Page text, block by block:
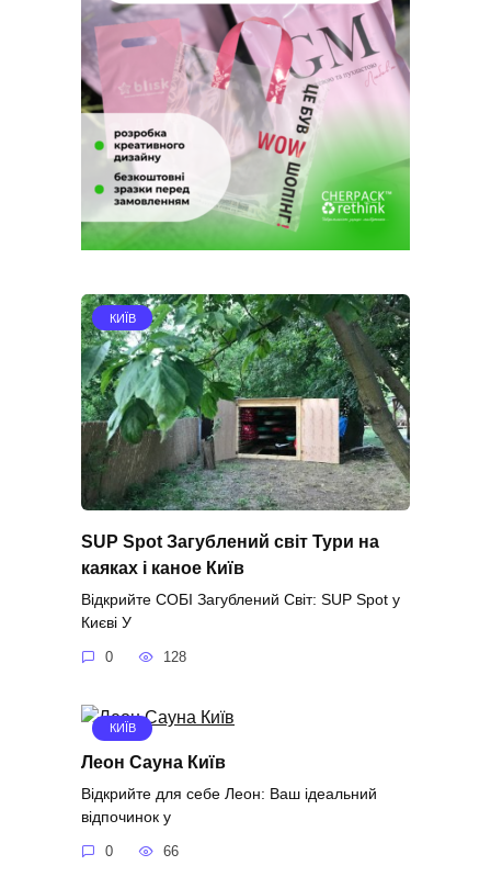
КИЇВ
SUP Spot Загублений світ Тури на
каяках і каное Київ
Відкрийте СОБІ Загублений Світ: SUP Spot у
Києві У
0 128
КИЇВ
Леон Сауна Київ
Відкрийте для себе Леон: Ваш ідеальний
відпочинок у
0 66